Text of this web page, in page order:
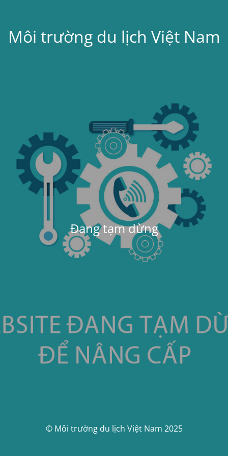
Môi trường du lịch Việt Nam
Đang tạm dừng
© Môi trường du lịch Việt Nam 2025